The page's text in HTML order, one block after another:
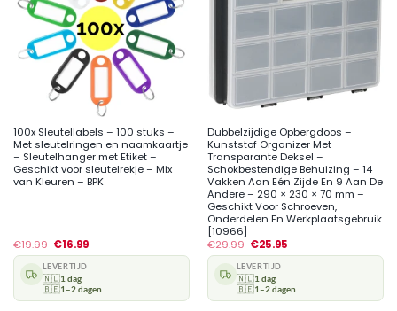
100x Sleutellabels – 100 stuks –
Met sleutelringen en naamkaartje
– Sleutelhanger met Etiket –
Geschikt voor sleutelrekje – Mix
van Kleuren – BPK
€19.99 €16.99
LEVERTIJD
🇳🇱1 dag
🇧🇪1–2 dagen
Dubbelzijdige Opbergdoos –
Kunststof Organizer Met
Transparante Deksel –
Schokbestendige Behuizing – 14
Vakken Aan Eén Zijde En 9 Aan De
Andere – 290 × 230 × 70 mm –
Geschikt Voor Schroeven,
Onderdelen En Werkplaatsgebruik
[10966]
€29.99 €25.95
LEVERTIJD
🇳🇱1 dag
🇧🇪1–2 dagen